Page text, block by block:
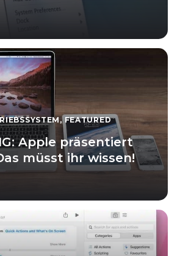
, FEATURED
Apple präsentiert
müsst ihr wissen!